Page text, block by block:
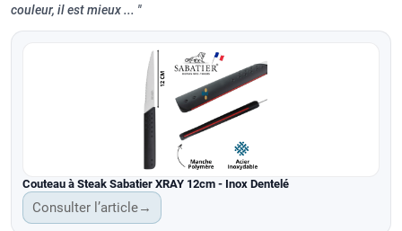
couleur, il est mieux ...
Couteau à Steak Sabatier XRAY 12cm - Inox Dentelé
Consulter l’article→